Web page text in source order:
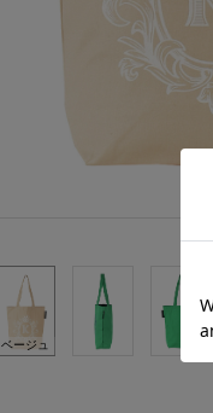
ベージュ